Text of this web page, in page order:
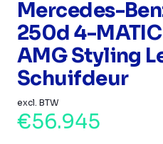
Mercedes-
250d 4-
AMG Styling
Schuifdeur
excl. BTW
€56.945